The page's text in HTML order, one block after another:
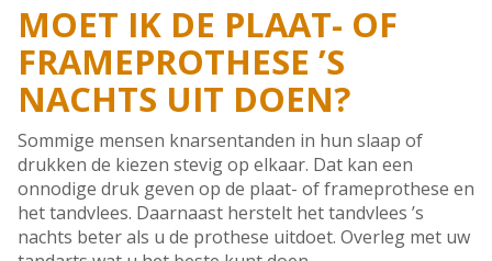
MOET IK DE PLAAT- OF
FRAMEPROTHESE ’S
NACHTS UIT DOEN?
Sommige mensen knarsentanden in hun slaap of
drukken de kiezen stevig op elkaar. Dat kan een
onnodige druk geven op de plaat- of frameprothese en
het tandvlees. Daarnaast herstelt het tandvlees ’s
nachts beter als u de prothese uitdoet. Overleg met uw